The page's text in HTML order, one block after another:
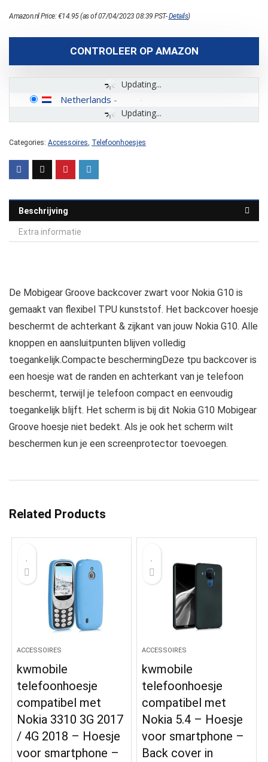
Amazon.nl Price:€14.95(as of 07/04/2023 08:39 PST-Details)
CONTROLEER OP AMAZON
Updating...
Updating...
Netherlands -
Categories: Accessoires, Telefoonhoesjes
Beschrijving
Extra informatie
De Mobigear Groove backcover zwart voor Nokia G10 is
gemaakt van flexibel TPU kunststof. Het backcover hoesje
beschermt de achterkant & zijkant van jouw Nokia G10. Alle
knoppen en aansluitpunten blijven volledig
toegankelijk.Compacte beschermingDeze tpu backcover is
een hoesje wat de randen en achterkant van je telefoon
beschermt, terwijl je telefoon compact en eenvoudig
toegankelijk blijft. Het scherm is bij dit Nokia G10 Mobigear
Groove hoesje niet bedekt. Als je ook het scherm wilt
beschermen kun je een screenprotector toevoegen.
Related Products
ACCESSOIRES
kwmobile
telefoonhoesje
compatibel met
Nokia 3310 3G 2017
/ 4G 2018 – Hoesje
voor smartphone –
ACCESSOIRES
kwmobile
telefoonhoesje
compatibel met
Nokia 5.4 – Hoesje
voor smartphone –
Back cover in